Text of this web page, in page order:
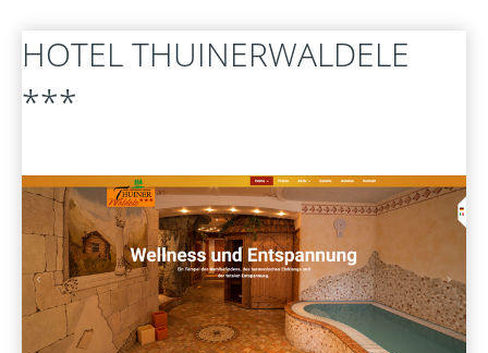
FERNWARTUNG
HOTELTHUINERWALDELE
***